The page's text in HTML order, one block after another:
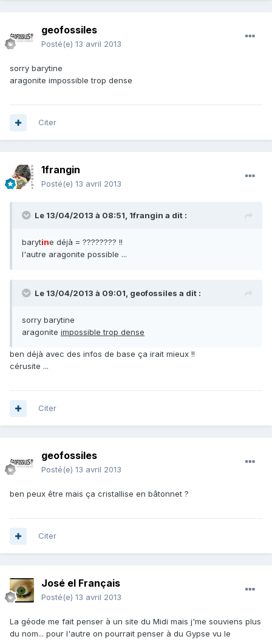
geofossiles
Posté(e) 13 avril 2013
sorry barytine
aragonite impossible trop dense
Citer
1frangin
Posté(e) 13 avril 2013
Le 13/04/2013 à 08:51, 1frangin a dit :
barytine déjà = ???????? !!
l'autre aragonite possible ...
Le 13/04/2013 à 09:01, geofossiles a dit :
sorry barytine
aragonite impossible trop dense
ben déjà avec des infos de base ça irait mieux !!
cérusite ...
Citer
geofossiles
Posté(e) 13 avril 2013
ben peux être mais ça cristallise en bâtonnet ?
Citer
José el Français
Posté(e) 13 avril 2013
La géode me fait penser à un site du Midi mais j'me souviens plus
du nom... pour l'autre on pourrait penser à du Gypse vu le